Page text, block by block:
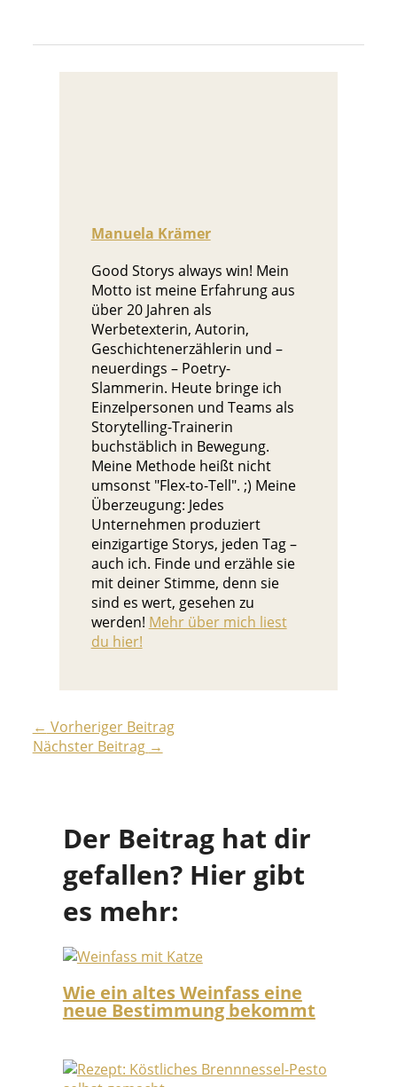
Manuela Krämer
Good Storys always win! Mein
Motto ist meine Erfahrung aus
über 20 Jahren als
Werbetexterin, Autorin,
Geschichtenerzählerin und –
neuerdings – Poetry-
Slammerin. Heute bringe ich
Einzelpersonen und Teams als
Storytelling-Trainerin
buchstäblich in Bewegung.
Meine Methode heißt nicht
umsonst "Flex-to-Tell". ;) Meine
Überzeugung: Jedes
Unternehmen produziert
einzigartige Storys, jeden Tag –
auch ich. Finde und erzähle sie
mit deiner Stimme, denn sie
sind es wert, gesehen zu
werden! Mehr über mich liest
du hier!
← Vorheriger Beitrag
Nächster Beitrag →
Der Beitrag hat dir
gefallen? Hier gibt
es mehr:
Wie ein altes Weinfass eine
neue Bestimmung bekommt